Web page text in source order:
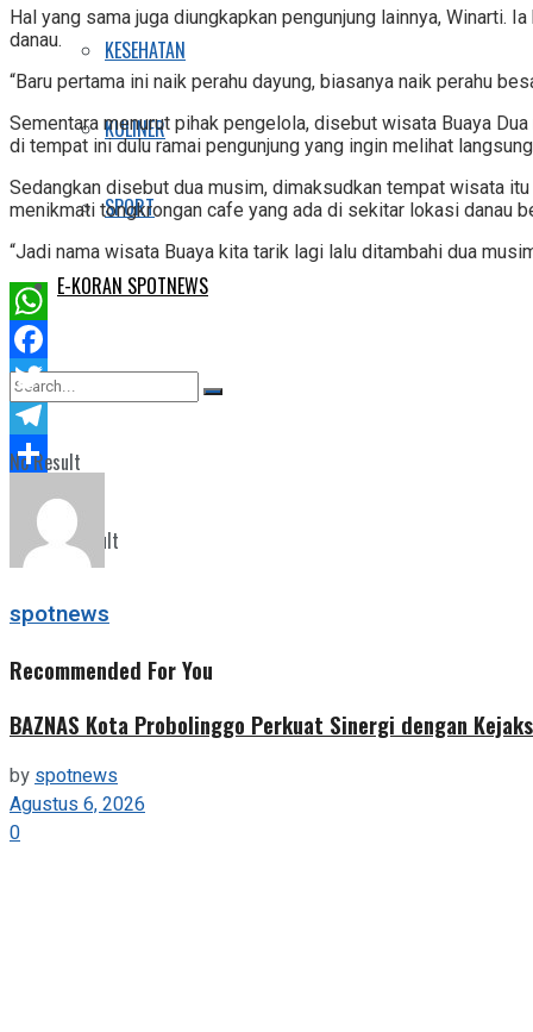
KESEHATAN
KULINER
SPORT
E-KORAN SPOTNEWS
No Result
View All Result
Hal yang sama juga diungkapkan pengunjung lainnya, Winarti.
danau.
“Baru pertama ini naik perahu dayung, biasanya naik perahu
Sementara menurut pihak pengelola, disebut wisata Buaya
di tempat ini dulu ramai pengunjung yang ingin melihat
Sedangkan disebut dua musim, dimaksudkan tempat wisata
menikmati tongkrongan cafe yang ada di sekitar lokasi danau
“Jadi nama wisata Buaya kita tarik lagi lalu ditambahi dua
WhatsApp
Facebook
Twitter
Telegram
spotnews
Recommended For You
BAZNAS Kota Probolinggo Perkuat Sinergi dengan
byspotnews
Agustus 6, 2026
0